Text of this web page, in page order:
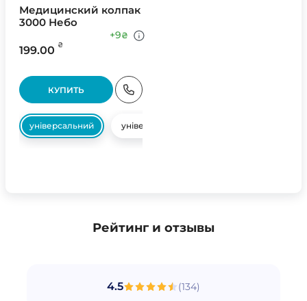
Медицинский колпак
3000 Небо
199.00 ₴
+9₴
КУПИТЬ
універсальний універсальний
Рейтинг и отзывы
4.5 (134)